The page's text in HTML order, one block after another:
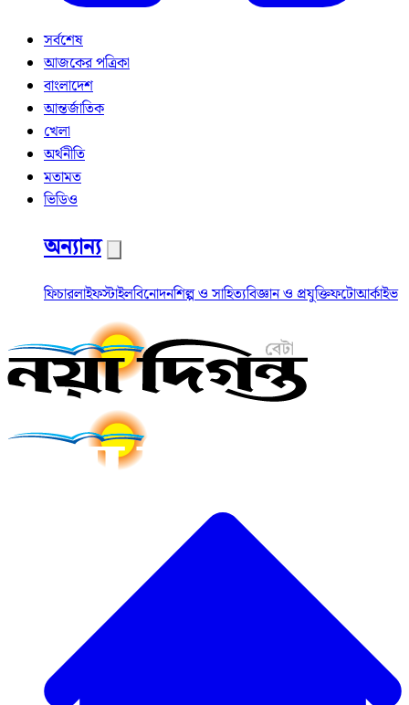
সর্বশেষ
আজকের পত্রিকা
বাংলাদেশ
আন্তর্জাতিক
খেলা
অর্থনীতি
মতামত
ভিডিও
অন্যান্য
ফিচারলাইফস্টাইলবিনোদনশিল্প ও সাহিত্যবিজ্ঞান ও প্রযুক্তিফটোআর্কাইভ